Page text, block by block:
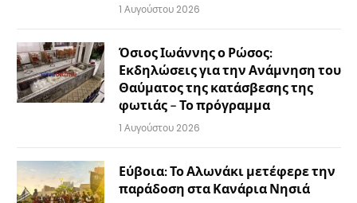
1 Αυγούστου 2026
Όσιος Ιωάννης ο Ρώσος:
Εκδηλώσεις για την Ανάμνηση του
Θαύματος της κατάσβεσης της
φωτιάς – Το πρόγραμμα
1 Αυγούστου 2026
Εύβοια: Το Αλωνάκι μετέφερε την
παράδοση στα Κανάρια Νησιά